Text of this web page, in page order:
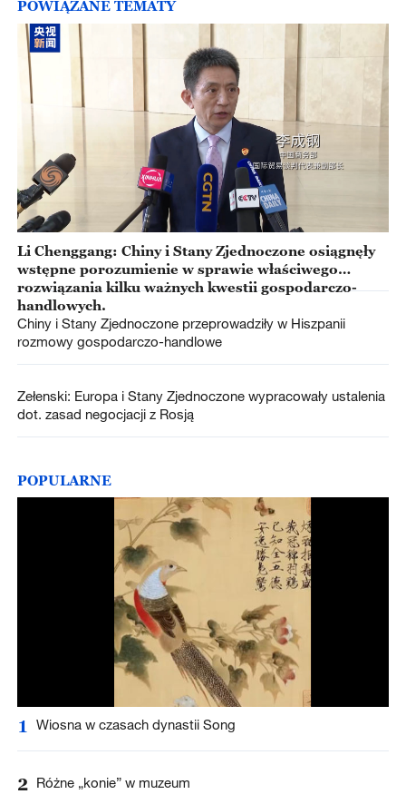
POWIĄZANE TEMATY
Li Chenggang: Chiny i Stany Zjednoczone osiągnęły
wstępne porozumienie w sprawie właściwego
rozwiązania kilku ważnych kwestii gospodarczo-
handlowych.
Chiny i Stany Zjednoczone przeprowadziły w Hiszpanii
rozmowy gospodarczo-handlowe
Zełenski: Europa i Stany Zjednoczone wypracowały ustalenia
dot. zasad negocjacji z Rosją
POPULARNE
1 Wiosna w czasach dynastii Song
2 Różne „konie” w muzeum